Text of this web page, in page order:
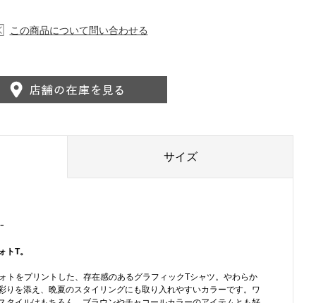
この商品について問い合わせる
サイズ
トT。
トをプリントした、存在感のあるグラフィックTシャツ。やわらか
りを添え、晩夏のスタイリングにも取り入れやすいカラーです。ワ